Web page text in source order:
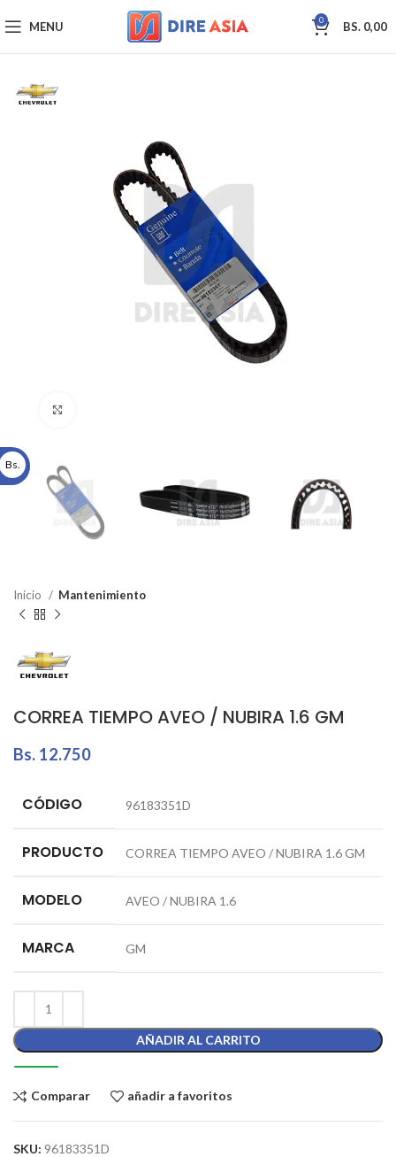
MENU 0 BS. 0,00
Inicio Mantenimiento
CORREA TIEMPO AVEO / NUBIRA 1.6 GM
Bs. 12.750
CÓDIGO 96183351D
PRODUCTO CORREA TIEMPO AVEO / NUBIRA 1.6 GM
MODELO AVEO / NUBIRA 1.6
MARCA GM
AÑADIR AL CARRITO
Comparar añadir a favoritos
SKU: 96183351D
Bs.